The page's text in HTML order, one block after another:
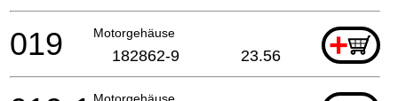
Motorgehäuse +
019 182862-9 23.56
Motorgehäuse